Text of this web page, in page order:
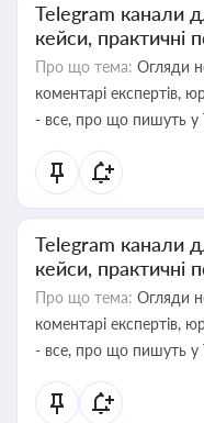
Telegram канали
кейси, практичні
Про що тема: Огляди
коментарі експертів,
- все, про що пишуть у
Telegram канали
кейси, практичні
Про що тема: Огляди
коментарі експертів,
- все, про що пишуть у